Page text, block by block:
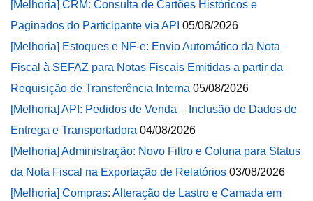
[Melhoria] CRM: Consulta de Cartões Históricos e
Paginados do Participante via API 05/08/2026
[Melhoria] Estoques e NF-e: Envio Automático da Nota
Fiscal à SEFAZ para Notas Fiscais Emitidas a partir da
Requisição de Transferência Interna 05/08/2026
[Melhoria] API: Pedidos de Venda – Inclusão de Dados de
Entrega e Transportadora 04/08/2026
[Melhoria] Administração: Novo Filtro e Coluna para Status
da Nota Fiscal na Exportação de Relatórios 03/08/2026
[Melhoria] Compras: Alteração de Lastro e Camada em